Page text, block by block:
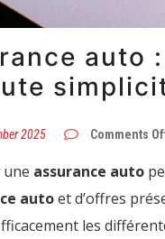
auto
2025 Comments
assurance auto
autoet d’offres
les